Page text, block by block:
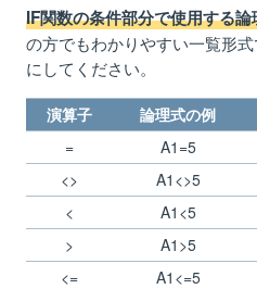
6.IF関数から派生したその他
7.IF関数でエラーが出た際の
7.1.【0（ゼロ）】：真
い
7.2.【#NAME?】：関
7.3.【#REF!】：参照
7.4.【#VALUE!】：無
8.まとめ
IF関数の条件部分で使用する論
の方でもわかりやすい一覧形
にしてください。
演算子 論理式の例
=
A1=5
<>
A1<>5
<
A1<5
>
A1>5
<=
A1<=5